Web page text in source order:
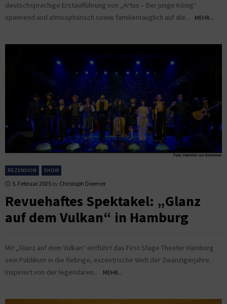
deutschsprachige Erstaufführung von „Artus – Der junge König“
spannend und atmosphärisch sowie familientauglich auf die...
MEHR...
REZENSION SHOW
5. Februar 2025 by Christoph Doerner
Revuehaftes Spektakel: „Glanz
auf dem Vulkan“ in Hamburg
Mit „Glanz auf dem Vulkan“ entführt das First Stage Theater Hamburg
sein Publikum in die fiebrige, exzentrische Welt der Zwanzigerjahre.
Inspiriert von der legendären...
MEHR...